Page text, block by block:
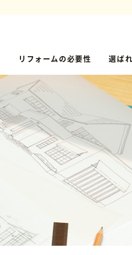
リフォームの必要性 選ば